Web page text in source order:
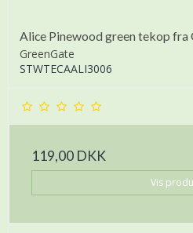
Alice Pinewood green tekop fra
GreenGate
STWTECAALI3006
119,00 DKK
Vis